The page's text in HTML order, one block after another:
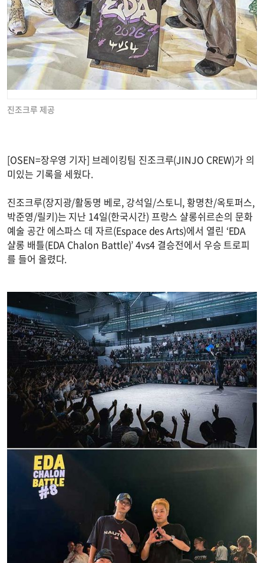
진조크루 제공
[OSEN=장우영 기자] 브레이킹팀 진조크루(JINJO CREW)가 의
미있는 기록을 세웠다.
진조크루(장지광/활동명 베로, 강석일/스토니, 황명찬/옥토퍼스,
박준영/릴키)는 지난 14일(한국시간) 프랑스 샬롱쉬르손의 문화
예술 공간 에스파스 데 자르(Espace des Arts)에서 열린 ‘EDA
샬롱 배틀(EDA Chalon Battle)’ 4vs4 결승전에서 우승 트로피
를 들어 올렸다.